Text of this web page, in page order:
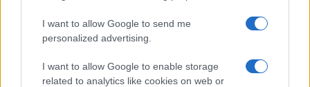
I want to allow Google to send me
personalized advertising.
I want to allow Google to enable storage
related to analytics like cookies on web or
Open Orfű: mozgás, zene, közösség
Augusztus első hétvégéjén (augusztus 1-2.) a Pécsi-tó partja